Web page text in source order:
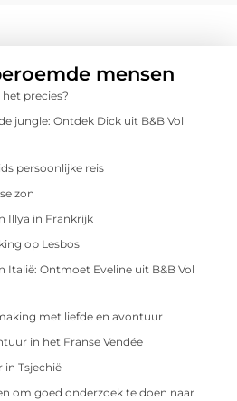
mensen
het precies?
jungle: Ontdek Dick uit B&B Vol
persoonlijke reis
zon
Illya in Frankrijk
op Lesbos
Italië: Ontmoet Eveline uit B&B Vol
met liefde en avontuur
in het Franse Vendée
in Tsjechië
om goed onderzoek te doen naar